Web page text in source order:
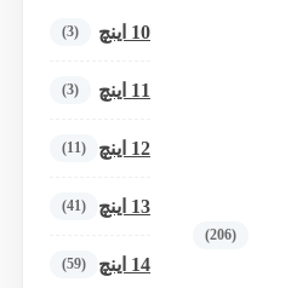
(206)
10 اینچ (3)
11 اینچ (3)
12 اینچ (11)
13 اینچ (41)
14 اینچ (59)